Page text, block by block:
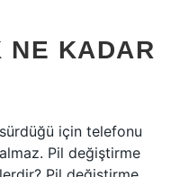
NE KADAR
için telefonu
Pil değiştirme